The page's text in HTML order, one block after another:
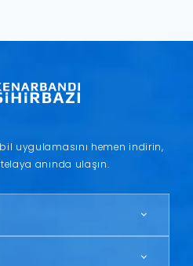
uygulamasını hemen indirin,
anında ulaşın.